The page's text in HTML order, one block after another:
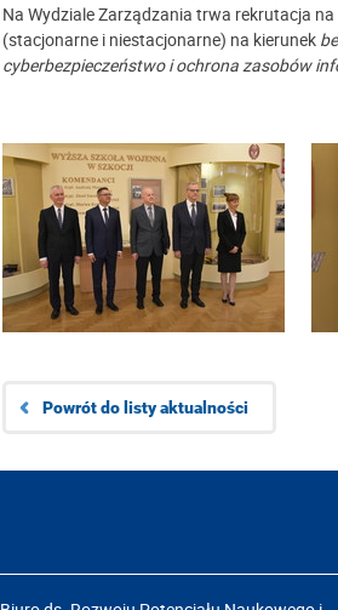
Na Wydziale Zarządzania trwa rekrutacja
(stacjonarne i niestacjonarne) na kierunek
cyberbezpieczeństwo i ochrona zasobów
Powrót do listy aktualności